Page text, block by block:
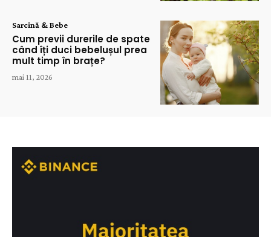
Sarcină & Bebe
Cum previi durerile de spate
când îți duci bebelușul prea
mult timp în brațe?
mai 11, 2026